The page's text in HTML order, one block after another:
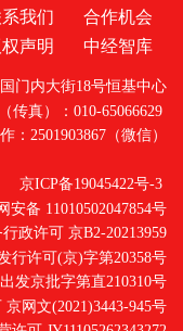
我们
合作机会
声明 中经智库
门内大街18号恒基中心
传真）：010-65066629
：2501903867（微信）
京ICP备19045422号-3
安备 11010502047854号
政许可 京B2-20213959
行许可(京)字第20358号
发京批字第直210310号
京网文(2021)3443-945号